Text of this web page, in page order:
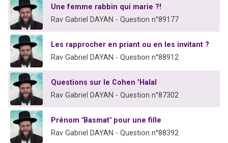
Une femme rabbin qui marie ?!
Rav Gabriel DAYAN - Question n°89177
Les rapprocher en priant ou en les invitant ?
Rav Gabriel DAYAN - Question n°88912
Questions sur le Cohen 'Halal
Rav Gabriel DAYAN - Question n°87302
Prénom "Basmat" pour une fille
Rav Gabriel DAYAN - Question n°88392